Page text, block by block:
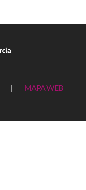
MAPA WEB